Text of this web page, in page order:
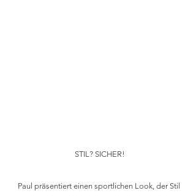
STIL? SICHER!
Paul präsentiert einen sportlichen Look, der Stil